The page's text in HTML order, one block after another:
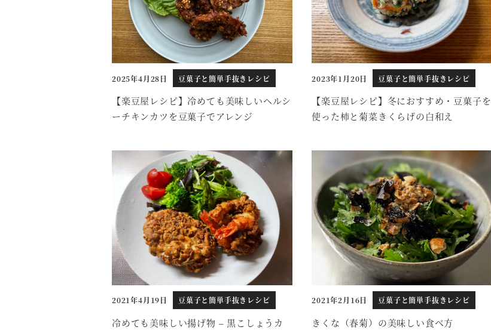
【楽豆屋レシピ】冷めても美味しいヘルシ
ーチキンカツを豆菓子でアレンジ
投稿日
2025年4月28日 豆菓子と簡単手抜きレシピ
【楽豆屋レシピ】冬におすすめ・豆菓子を
使った柿と菊菜きくらげの白和え
投稿日
2023年1月20日 豆菓子と簡単手抜きレシピ
冷めても美味しい揚げ物 – 黒こしょうカ
投稿日
2021年4月19日 豆菓子と簡単手抜きレシピ
きくな（春菊）の美味しい食べ方
投稿日
2021年2月16日 豆菓子と簡単手抜きレシピ